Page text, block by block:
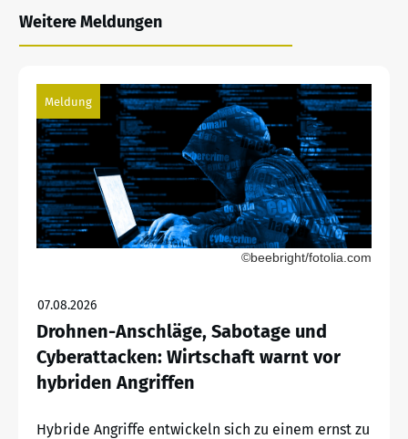
Weitere Meldungen
Meldung
©beebright/fotolia.com
07.08.2026
Drohnen-Anschläge, Sabotage und
Cyberattacken: Wirtschaft warnt vor
hybriden Angriffen
Hybride Angriffe entwickeln sich zu einem ernst zu